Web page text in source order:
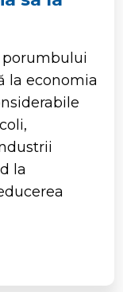
porumbului
la economia
la